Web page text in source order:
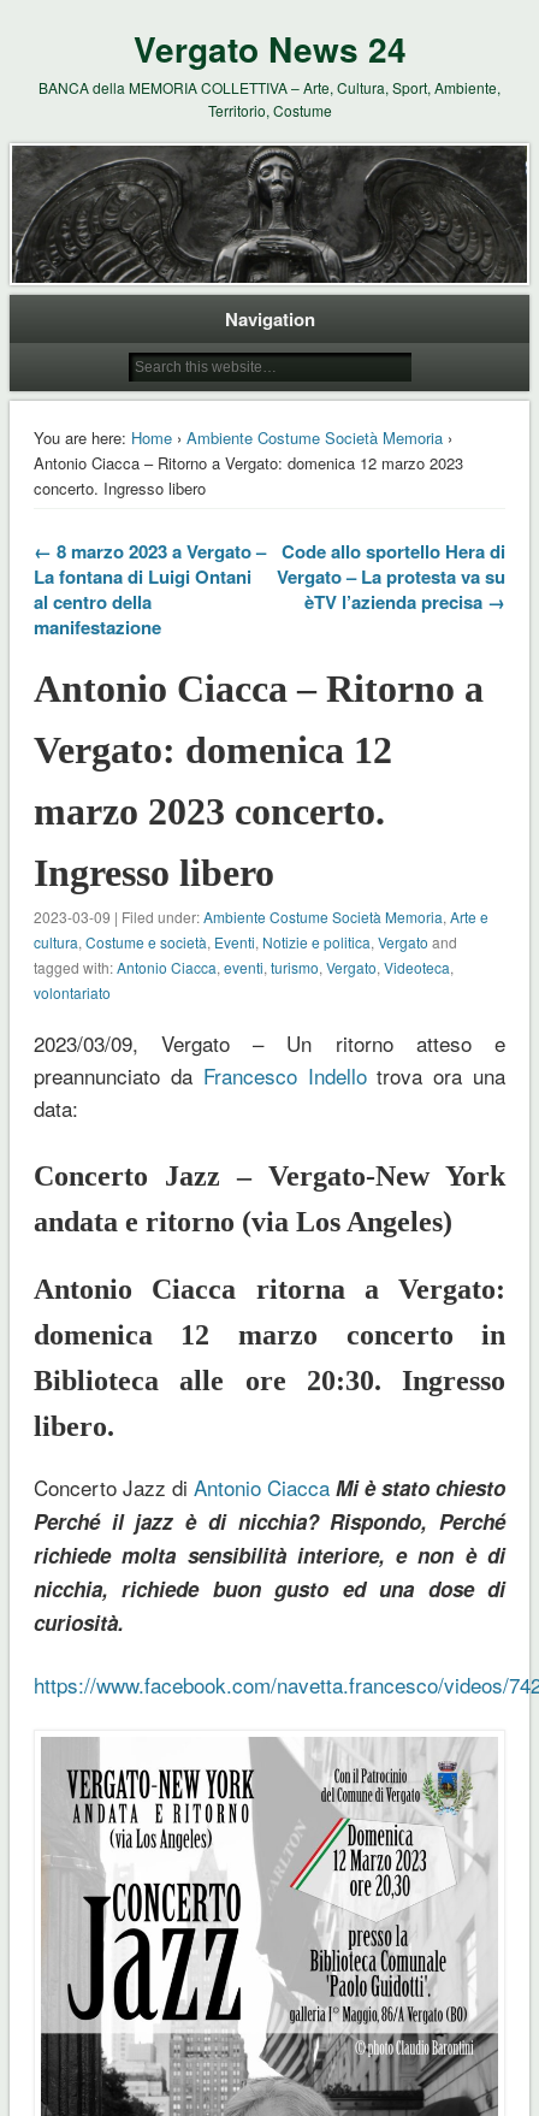
Vergato News 24
BANCA della MEMORIA COLLETTIVA – Arte, Cultura, Sport, Ambiente,
Territorio, Costume
Navigation
You are here: Home› Ambiente Costume Società Memoria›
Antonio Ciacca – Ritorno a Vergato: domenica 12 marzo 2023
concerto. Ingresso libero
← 8 marzo 2023 a Vergato –
La fontana di Luigi Ontani
al centro della
manifestazione
Code allo sportello Hera di
Vergato – La protesta va su
èTV l’azienda precisa →
Antonio Ciacca – Ritorno a
Vergato: domenica 12
marzo 2023 concerto.
Ingresso libero
2023-03-09 | Filed under:Ambiente Costume Società Memoria, Arte e
cultura, Costume e società, Eventi, Notizie e politica, Vergato and
tagged with:Antonio Ciacca, eventi, turismo, Vergato, Videoteca,
volontariato
2023/03/09, Vergato – Un ritorno atteso e
preannunciato daFrancesco Indellotrova ora una
data:
Concerto Jazz – Vergato-New York
andata e ritorno (via Los Angeles)
Antonio Ciacca ritorna a Vergato:
domenica 12 marzo concerto in
Biblioteca alle ore 20:30. Ingresso
libero.
Concerto Jazz di Antonio Ciacca Mi è stato chiesto
Perché il jazz è di nicchia? Rispondo, Perché
richiede molta sensibilità interiore, e non è di
nicchia, richiede buon gusto ed una dose di
curiosità.
https://www.facebook.com/navetta.francesco/videos/